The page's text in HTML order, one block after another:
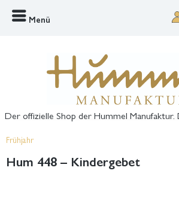
Menü
Der offizielle Shop der Hummel Manufaktur.
Frühjahr
Hum 448 – Kindergebet